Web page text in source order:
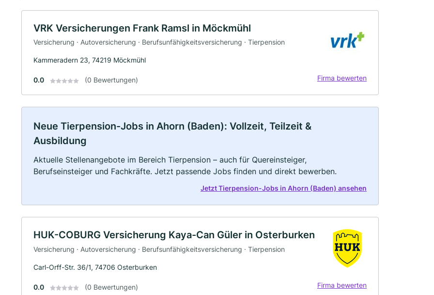
VRK Versicherungen Frank Ramsl in Möckmühl
Versicherung · Autoversicherung · Berufsunfähigkeitsversicherung · Tierpension
Kammeradern 23, 74219 Möckmühl
0.0 (0 Bewertungen) Firma bewerten
Neue Tierpension-Jobs in Ahorn (Baden): Vollzeit, Teilzeit &
Ausbildung
Aktuelle Stellenangebote im Bereich Tierpension – auch für Quereinsteiger,
Berufseinsteiger und Fachkräfte. Jetzt passende Jobs finden und direkt bewerben.
Jetzt Tierpension-Jobs in Ahorn (Baden) ansehen
HUK-COBURG Versicherung Kaya-Can Güler in Osterburken
Versicherung · Autoversicherung · Berufsunfähigkeitsversicherung · Tierpension
Carl-Orff-Str. 36/1, 74706 Osterburken
0.0 (0 Bewertungen) Firma bewerten